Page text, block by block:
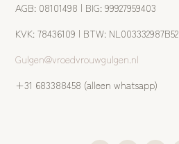
AGB: 08101498 | BIG: 99927959403
KVK: 78436109 | BTW: NL003332987B52
Gulgen@vroedvrouwgulgen.nl
+31 683388458 (alleen whatsapp)